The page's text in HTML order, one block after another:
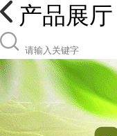
产品展厅